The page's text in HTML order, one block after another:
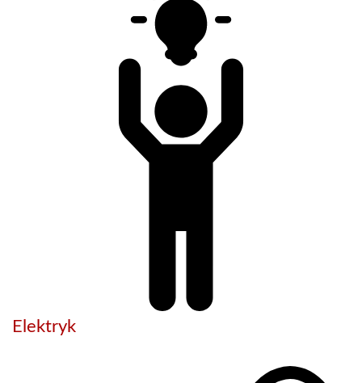
Elektryk